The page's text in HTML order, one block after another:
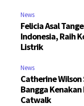
News
Felicia Asal
Indonesia, Raih
Listrik
News
Catherine Wilson
Bangga
Catwalk